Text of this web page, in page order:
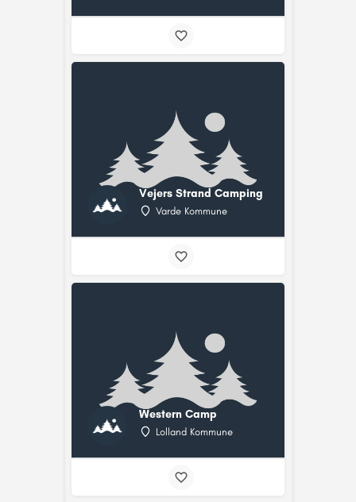
Vejers Strand Camping
Varde Kommune
Western Camp
Lolland Kommune